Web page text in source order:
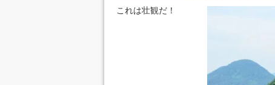
これは壮観だ！